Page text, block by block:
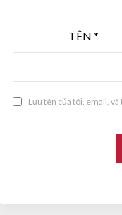
TÊN*
Lưu tên của tôi, email,